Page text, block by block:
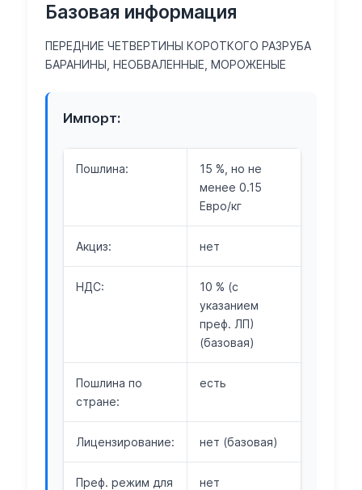
Базовая информация
ПЕРЕДНИЕ ЧЕТВЕРТИНЫ КОРОТКОГО РАЗРУБА
БАРАНИНЫ, НЕОБВАЛЕННЫЕ, МОРОЖЕНЫЕ
Импорт:
Пошлина:
15 %, но не
менее 0.15
Евро/кг
Акциз: нет
НДС:
10 % (с
указанием
преф. ЛП)
(базовая)
Пошлина по
стране:
есть
Лицензирование: нет (базовая)
Преф. режим для
нет